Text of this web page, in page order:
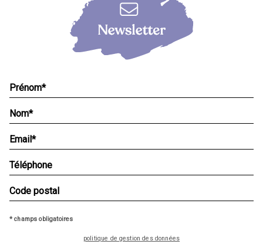
* champs obligatoires
politique de gestion des données